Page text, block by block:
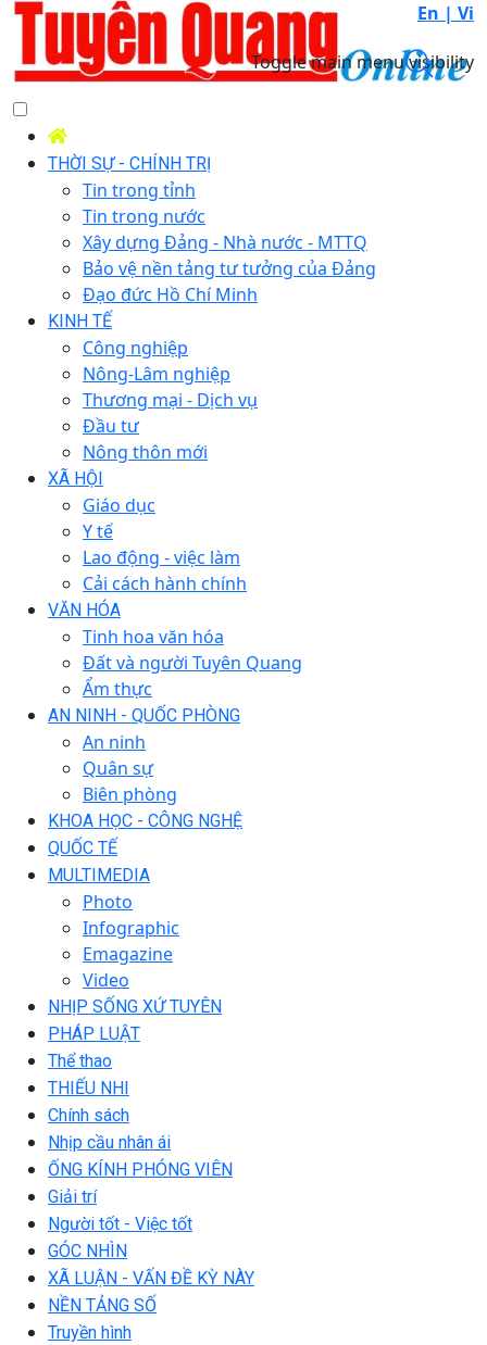
En | Vi
Toggle main menu visibility
THỜI SỰ - CHÍNH TRỊ
Tin trong tỉnh
Tin trong nước
Xây dựng Đảng - Nhà nước - MTTQ
Bảo vệ nền tảng tư tưởng của Đảng
Đạo đức Hồ Chí Minh
KINH TẾ
Công nghiệp
Nông-Lâm nghiệp
Thương mại - Dịch vụ
Đầu tư
Nông thôn mới
XÃ HỘI
Giáo dục
Y tế
Lao động - việc làm
Cải cách hành chính
VĂN HÓA
Tinh hoa văn hóa
Đất và người Tuyên Quang
Ẩm thực
AN NINH - QUỐC PHÒNG
An ninh
Quân sự
Biên phòng
KHOA HỌC - CÔNG NGHỆ
QUỐC TẾ
MULTIMEDIA
Photo
Infographic
Emagazine
Video
NHỊP SỐNG XỨ TUYÊN
PHÁP LUẬT
Thể thao
THIẾU NHI
Chính sách
Nhịp cầu nhân ái
ỐNG KÍNH PHÓNG VIÊN
Giải trí
Người tốt - Việc tốt
GÓC NHÌN
XÃ LUẬN - VẤN ĐỀ KỲ NÀY
NỀN TẢNG SỐ
Truyền hình